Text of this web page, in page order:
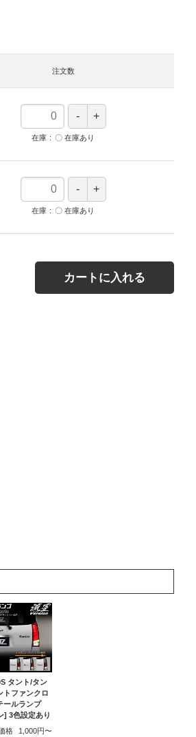
注文数
在庫 〇 在庫あり
在庫 〇 在庫あり
カートに入れる
タント/タン
トファンクロ
ールランプ
] 3色設定あり
格
1,000円〜